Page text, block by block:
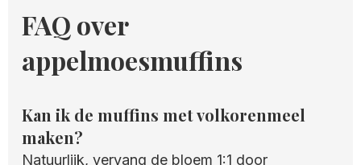
FAQ over
appelmoesmuffins
Kan ik de muffins met volkorenmeel
maken?
Natuurlijk, vervang de bloem 1:1 door